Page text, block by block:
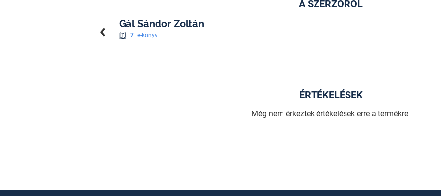
A SZERZŐRŐL
Gál Sándor Zoltán
7 e-könyv
ÉRTÉKELÉSEK
Még nem érkeztek értékelések erre a termékre!